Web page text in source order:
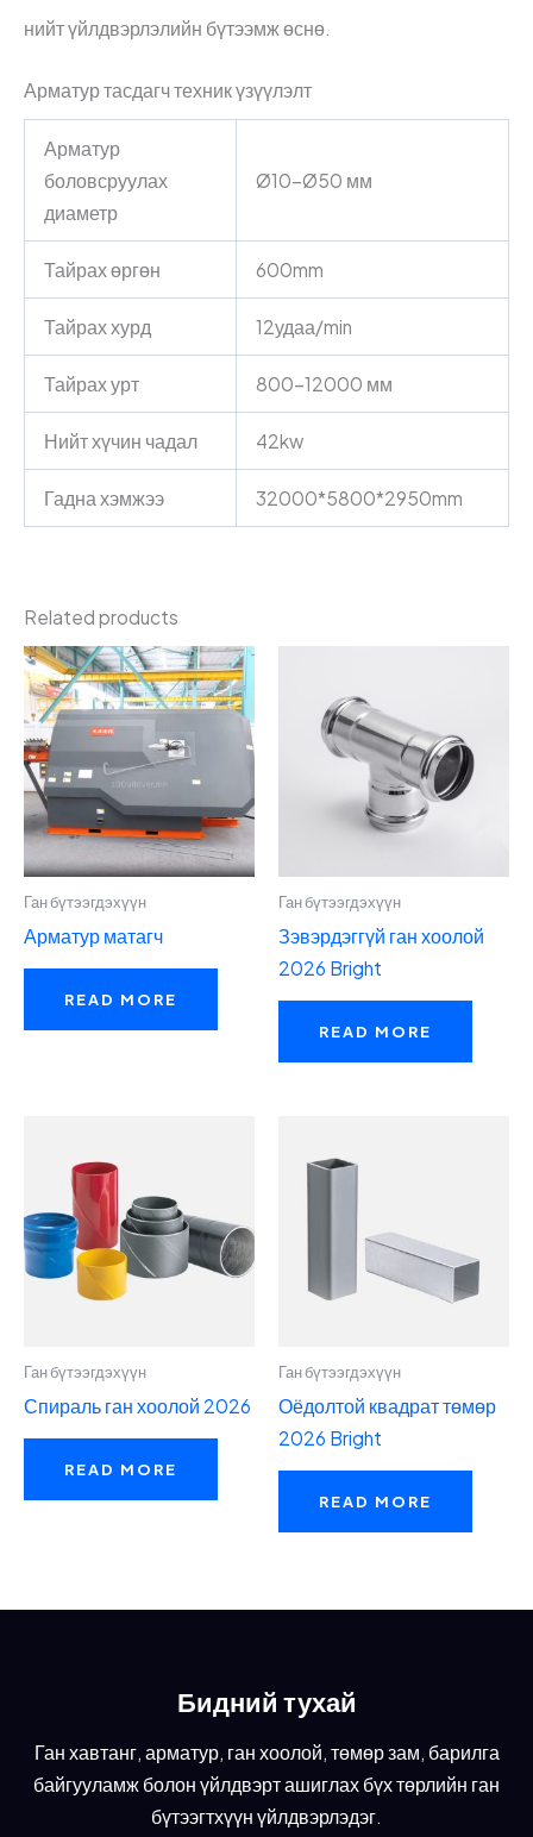
нийт үйлдвэрлэлийн бүтээмж өснө.
Арматуртасдагчтехник үзүүлэлт
Арматур
боловсруулах
диаметр
Ø10–Ø50 мм
Тайрах өргөн 600mm
Тайрах хурд 12удаа/min
Тайрах урт 800–12000 мм
Нийт хүчин чадал 42kw
Гадна хэмжээ 32000*5800*2950mm
Related products
Ган бүтээгдэхүүн
Арматур матагч
READ MORE
Ган бүтээгдэхүүн
Зэвэрдэггүй ган хоолой
2026 Bright
READ MORE
Ган бүтээгдэхүүн
Спираль ган хоолой 2026
READ MORE
Ган бүтээгдэхүүн
Оёдолтой квадрат төмөр
2026 Bright
READ MORE
Бидний тухай
Ган хавтанг, арматур, ган хоолой, төмөр зам, барилга
байгууламж болон үйлдвэрт ашиглах бүх төрлийн ган
бүтээгтхүүн үйлдвэрлэдэг.